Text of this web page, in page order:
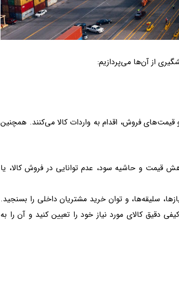
از آن‌ها می‌پردازیم:
و قیمت‌های فروش، اقدام به واردات کالا می‌کنند. همچنین
قیمت و حاشیه سود، عدم توانایی در فروش کالا، یا
سلیقه‌ها، و توان خرید مشتریان داخلی را بسنجید.
دقیق کالای مورد نیاز خود را تعیین کنید و آن را به